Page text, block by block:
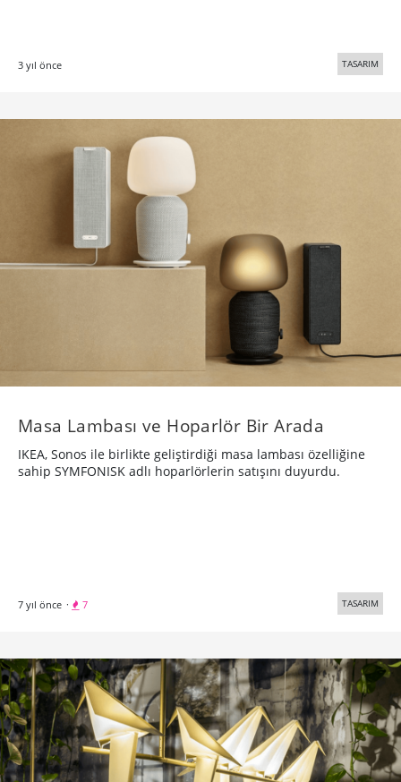
3 yıl önce TASARIM
Masa Lambası ve Hoparlör Bir Arada
IKEA, Sonos ile birlikte geliştirdiği masa lambası özelliğine
sahip SYMFONISK adlı hoparlörlerin satışını duyurdu.
7 yıl önce · 7 TASARIM